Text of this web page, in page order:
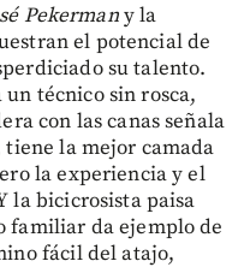
Pekermany la
el potencial de
su talento.
técnico sin rosca,
con las canas señala
la mejor camada
la experiencia y el
la bicicrosista paisa
familiar da ejemplo de
fácil del atajo,